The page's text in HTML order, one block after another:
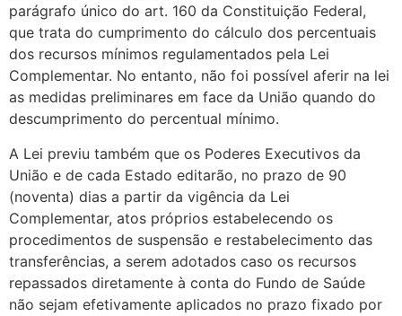
parágrafo único do art. 160 da Constituição Federal,
que trata do cumprimento do cálculo dos percentuais
dos recursos mínimos regulamentados pela Lei
Complementar. No entanto, não foi possível aferir na lei
as medidas preliminares em face da União quando do
descumprimento do percentual mínimo.
A Lei previu também que os Poderes Executivos da
União e de cada Estado editarão, no prazo de 90
(noventa) dias a partir da vigência da Lei
Complementar, atos próprios estabelecendo os
procedimentos de suspensão e restabelecimento das
transferências, a serem adotados caso os recursos
repassados diretamente à conta do Fundo de Saúde
não sejam efetivamente aplicados no prazo fixado por